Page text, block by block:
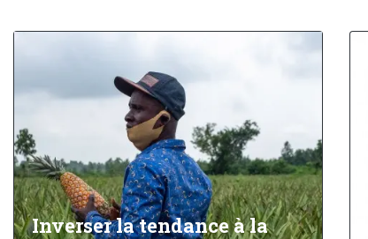
Inverser la tendance à la